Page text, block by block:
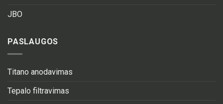
JBO
PASLAUGOS
Titano anodavimas
Tepalo filtravimas